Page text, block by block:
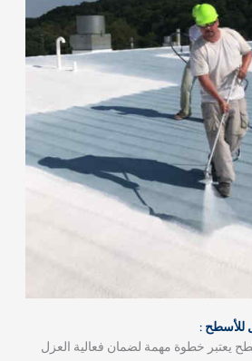
للأسطح :
يعتبر خطوة مهمة لضمان فعالية العزل